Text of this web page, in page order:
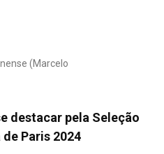
(Marcelo
destacar pela Seleção
Paris 2024